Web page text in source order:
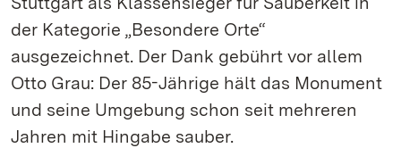
der Kategorie „Besondere Orte“
ausgezeichnet. Der Dank gebührt vor allem
Otto Grau: Der 85-Jährige hält das Monument
und seine Umgebung schon seit mehreren
Jahren mit Hingabe sauber.